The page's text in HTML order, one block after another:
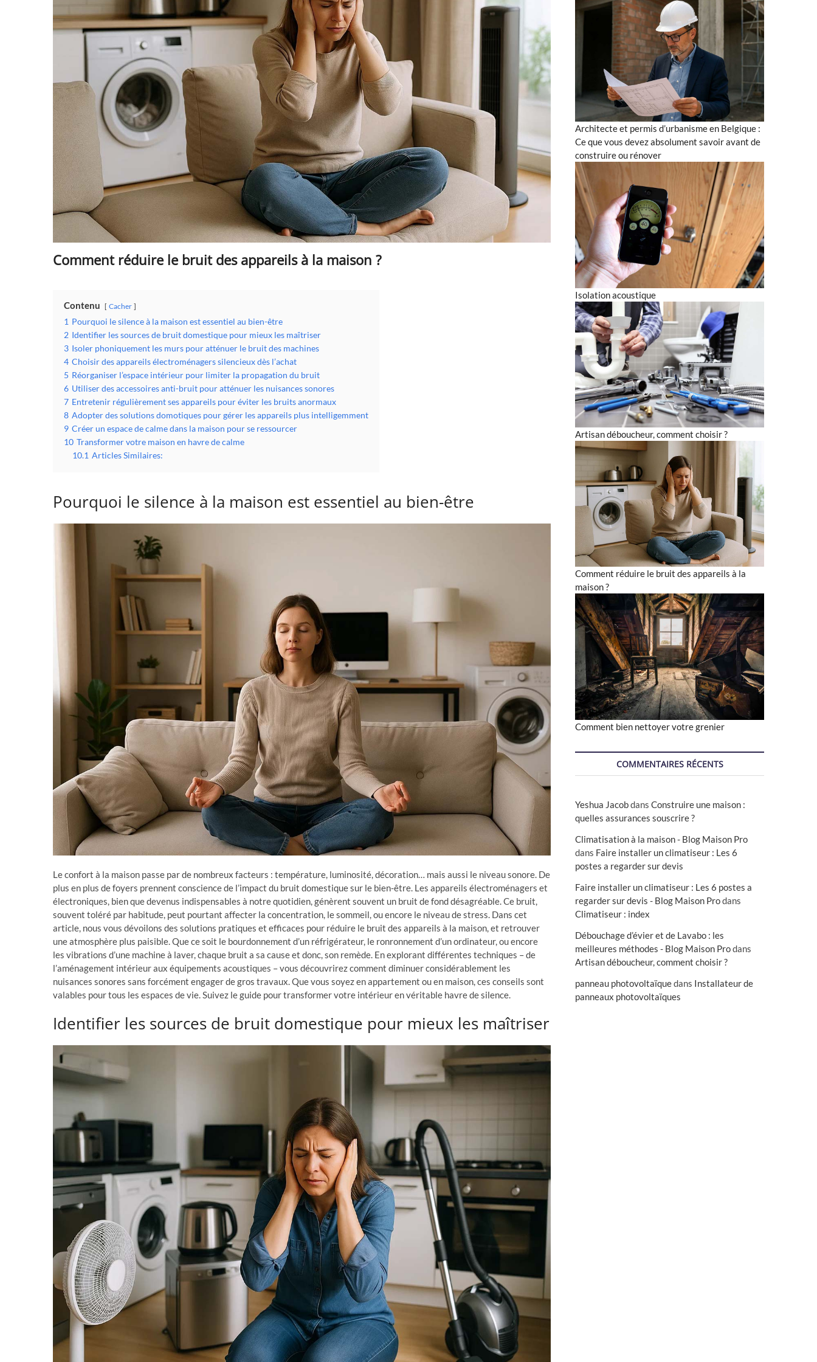
Comment réduire le bruit des appareils à la maison ?
Contenu Cacher
1 Pourquoi le silence à la maison est essentiel au bien-être
2 Identifier les sources de bruit domestique pour mieux les maîtriser
3 Isoler phoniquement les murs pour atténuer le bruit des machines
4 Choisir des appareils électroménagers silencieux dès l’achat
5 Réorganiser l’espace intérieur pour limiter la propagation du bruit
6 Utiliser des accessoires anti-bruit pour atténuer les nuisances sonores
7 Entretenir régulièrement ses appareils pour éviter les bruits anormaux
8 Adopter des solutions domotiques pour gérer les appareils plus intelligemment
9 Créer un espace de calme dans la maison pour se ressourcer
10 Transformer votre maison en havre de calme
10.1 Articles Similaires:
Pourquoi le silence à la maison est essentiel au bien-être
Le confort à la maison passe par de nombreux facteurs : température, luminosité, décoration… mais aussi le niveau sonore. De
plus en plus de foyers prennent conscience de l’impact du bruit domestique sur le bien-être. Les appareils électroménagers et
électroniques, bien que devenus indispensables à notre quotidien, génèrent souvent un bruit de fond désagréable. Ce bruit,
souvent toléré par habitude, peut pourtant affecter la concentration, le sommeil, ou encore le niveau de stress. Dans cet
article, nous vous dévoilons des solutions pratiques et efficaces pour réduire le bruit des appareils à la maison, et retrouver
une atmosphère plus paisible. Que ce soit le bourdonnement d’un réfrigérateur, le ronronnement d’un ordinateur, ou encore
les vibrations d’une machine à laver, chaque bruit a sa cause et donc, son remède. En explorant différentes techniques – de
l’aménagement intérieur aux équipements acoustiques – vous découvrirez comment diminuer considérablement les
nuisances sonores sans forcément engager de gros travaux. Que vous soyez en appartement ou en maison, ces conseils sont
valables pour tous les espaces de vie. Suivez le guide pour transformer votre intérieur en véritable havre de silence.
Identifier les sources de bruit domestique pour mieux les maîtriser
Architecte et permis d’urbanisme en Belgique :
Ce que vous devez absolument savoir avant de
construire ou rénover
Isolation acoustique
Artisan déboucheur, comment choisir ?
Comment réduire le bruit des appareils à la
maison ?
Comment bien nettoyer votre grenier
COMMENTAIRES RÉCENTS
Yeshua Jacobdans Construire une maison :
quelles assurances souscrire ?
Climatisation à la maison - Blog Maison Pro
dans Faire installer un climatiseur : Les 6
postes a regarder sur devis
Faire installer un climatiseur : Les 6 postes a
regarder sur devis - Blog Maison Prodans
Climatiseur : index
Débouchage d’évier et de Lavabo : les
meilleures méthodes - Blog Maison Prodans
Artisan déboucheur, comment choisir ?
panneau photovoltaïquedans Installateur de
panneaux photovoltaïques